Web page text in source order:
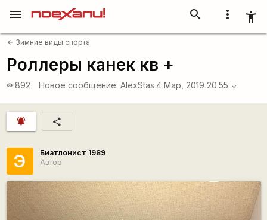
more_vert accessibility_new
search
menu
arrow_back Зимние виды спорта
Роллеры канек кв +
visibility 892 Новое сообщение: AlexStas 4 Мар, 2019 20:55 arrow_downward
notifications_active share
Э
Биатлонист 1989
Автор